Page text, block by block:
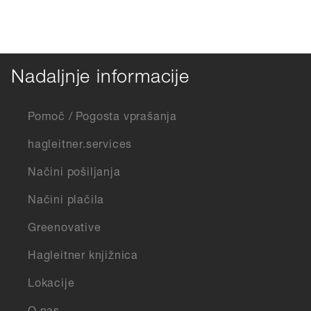
Nadaljnje informacije
Pomoč / Pogosta vprašanja
hagleitner.services
Načini pošiljanja
Načini plačila
Greenovative
Hagleitner knjižnica
Lokacije